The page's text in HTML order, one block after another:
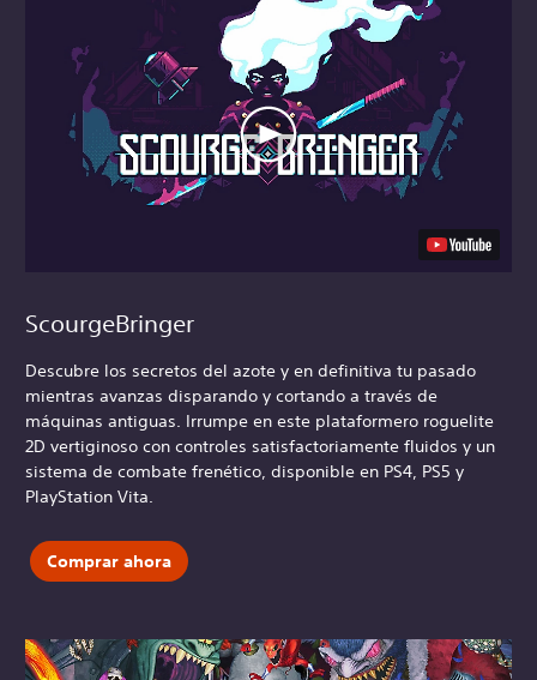
ScourgeBringer
Descubre los secretos del azote y en definitiva tu pasado
mientras avanzas disparando y cortando a través de
máquinas antiguas. Irrumpe en este plataformero roguelite
2D vertiginoso con controles satisfactoriamente fluidos y un
sistema de combate frenético, disponible en PS4, PS5 y
PlayStation Vita.
Comprar ahora